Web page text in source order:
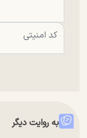
به روایت دیگر